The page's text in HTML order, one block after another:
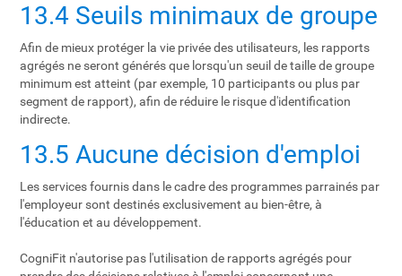
13.4 Seuils minimaux de groupe
Afin de mieux protéger la vie privée des utilisateurs, les rapports
agrégés ne seront générés que lorsqu'un seuil de taille de groupe
minimum est atteint (par exemple, 10 participants ou plus par
segment de rapport), afin de réduire le risque d'identification
indirecte.
13.5 Aucune décision d'emploi
Les services fournis dans le cadre des programmes parrainés par
l'employeur sont destinés exclusivement au bien-être, à
l'éducation et au développement.
CogniFit n'autorise pas l'utilisation de rapports agrégés pour